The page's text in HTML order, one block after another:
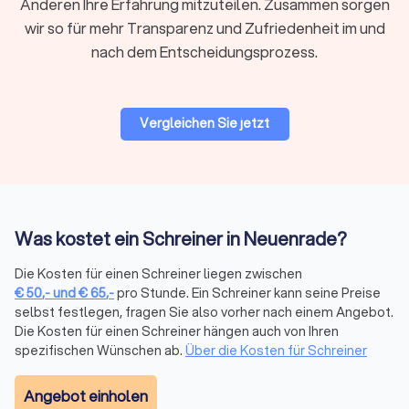
Restaurierung und Reparatur
Alte Möbel, beschädigte Furniere oder klemmende Holztüren
Beizen, Öle und Lacke auf das Originalmaterial ab. Nicht jede
Schreinerei bietet diesen Bereich an – der Trustlocal-Filter
Wer arbeitet als Schreiner in Neuenrade?
klarem Spezialisierungsfokusals auch größere Schreinereien,
die sämtliche Bereiche von Möbelbau bis Innenausbau
abdecken. Je komplexer das Vorhaben, desto wichtiger ist
es, einen Betrieb mit nachgewiesenem Schwerpunkt in genau
diesem Bereich zu wählen.
Achten Sie bei der Auswahl auf
Innungsmitgliedschaft, Referenzprojekte
Anderen Ihre Erfahrung mitzuteilen. Zusammen sorgen
wir so für mehr Transparenz und Zufriedenheit im und
nach dem Entscheidungsprozess.
Vergleichen Sie jetzt
Was kostet ein Schreiner in Neuenrade?
Die Kosten für einen Schreiner liegen zwischen
€50,-und€65,-pro Stunde. Ein Schreiner kann seine Preise
selbst festlegen, fragen Sie also vorher nach einem Angebot.
Die Kosten für einen Schreiner hängen auch von Ihren
spezifischen Wünschen ab. Über die Kosten für Schreiner
Angebot einholen